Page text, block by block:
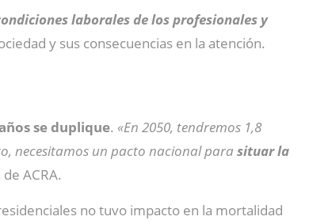
laborales de los profesionales y
y sus consecuencias en la atención.
se duplique. «En 2050, tendremos 1,8
necesitamos un pacto nacional para situar la
ACRA.
no tuvo impacto en la mortalidad